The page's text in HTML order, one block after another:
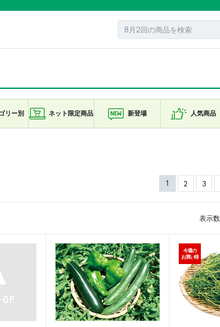
リー別 ネット限定商品 新登場 人気商品
1 2 3
表示数
今週の
お買い得